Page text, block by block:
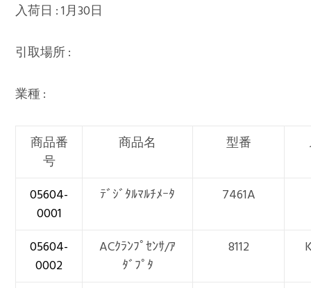
入荷日 : 1月30日
引取場所 :
業種 :
商品番
号
商品名 型番
05604-
0001
ﾃﾞｼﾞﾀﾙﾏﾙﾁﾒｰﾀ 7461A
05604-
0002
ACｸﾗﾝﾌﾟｾﾝｻ/ｱ
ﾀﾞﾌﾟﾀ
8112